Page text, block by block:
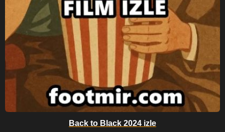
Back to Black 2024 izle